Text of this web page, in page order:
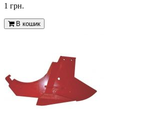
1 грн.
В кошик